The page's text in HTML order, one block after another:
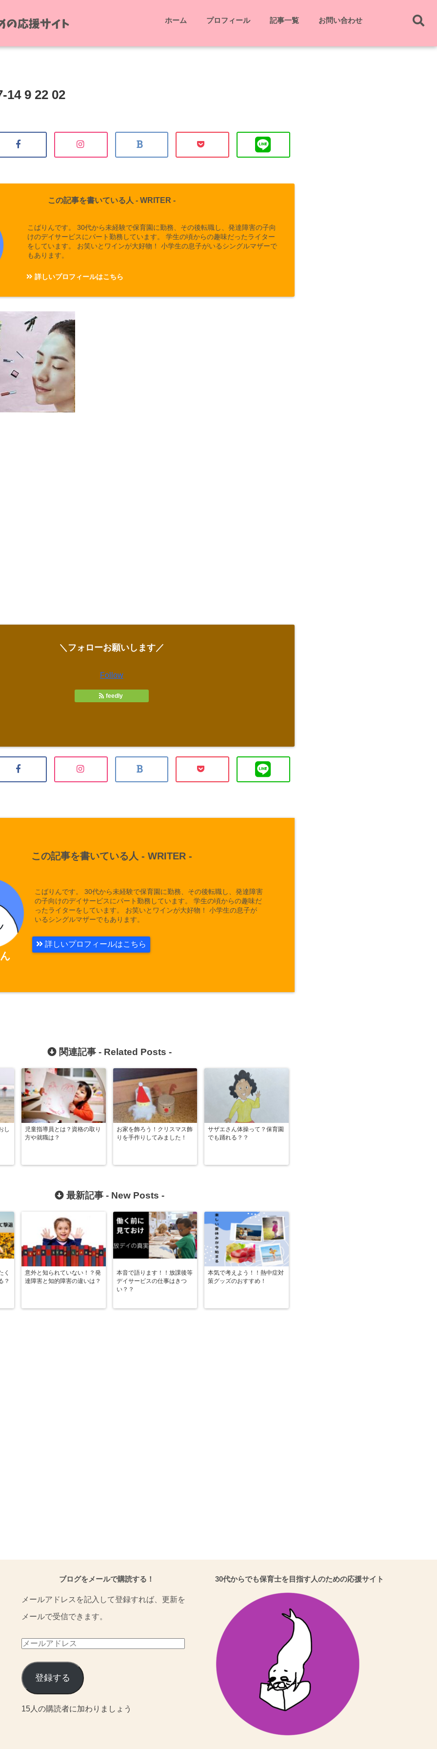
ホーム プロフィール 記事一覧 お問い合わせ
14 9 22 02
この記事を書いている人 - WRITER -
こばりんです。 30代から未経験で保育園に勤務、その後転職し、発達障害の子向
けのデイサービスにパート勤務しています。 学生の頃からの趣味だったライター
をしています。 お笑いとワインが大好物！ 小学生の息子がいるシングルマザーで
もあります。
詳しいプロフィールはこちら
＼フォローお願いします／
Follow
feedly
この記事を書いている人 - WRITER -
こばりんです。 30代から未経験で保育園に勤務、その後転職し、発達障害
の子向けのデイサービスにパート勤務しています。 学生の頃からの趣味だ
ったライターをしています。 お笑いとワインが大好物！ 小学生の息子が
いるシングルマザーでもあります。
詳しいプロフィールはこちら
関連記事 - Related Posts -
し
児童指導員とは？資格の取り
方や就職は？
お家を飾ろう！クリスマス飾
りを手作りしてみました！
サザエさん体操って？保育園
でも踊れる？？
最新記事 - New Posts -
く
？
意外と知られていない！？発
達障害と知的障害の違いは？
本音で語ります！！放課後等
デイサービスの仕事はきつ
い？？
本気で考えよう！！熱中症対
策グッズのおすすめ！
ブログをメールで購読する！
メールアドレスを記入して登録すれば、更新を
メールで受信できます。
メ
ル
ア
ド
登録する
15人の購読者に加わりましょう
30代からでも保育士を目指す人のための応援サイト